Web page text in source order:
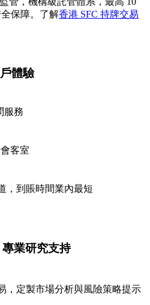
保障。了解香港 SFC 持牌交易
體驗
服務
客室
，到賬時間業內最短
業研究支持
，定製市場分析與風險策略提示